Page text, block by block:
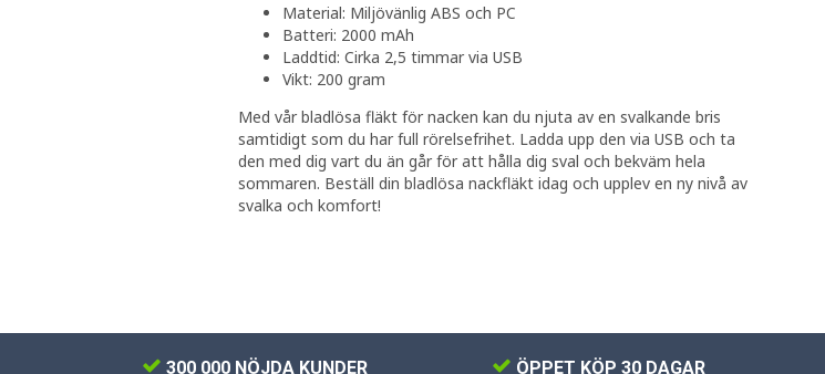
Material: Miljövänlig ABS och PC
Batteri: 2000 mAh
Laddtid: Cirka 2,5 timmar via USB
Vikt: 200 gram
Med vår bladlösa fläkt för nacken kan du njuta av en svalkande bris
samtidigt som du har full rörelsefrihet. Ladda upp den via USB och ta
den med dig vart du än går för att hålla dig sval och bekväm hela
sommaren. Beställ din bladlösa nackfläkt idag och upplev en ny nivå av
svalka och komfort!
300 000 NÖJDA KUNDER ÖPPET KÖP 30 DAGAR